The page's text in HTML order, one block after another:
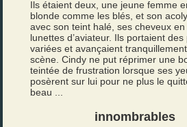
Ils étaient deux, une jeune femme
blonde comme les blés, et son
avec son teint halé, ses cheveux
lunettes d’aviateur. Ils portaient
variées et avançaient
scène. Cindy ne put réprimer une
teintée de frustration lorsque ses
posèrent sur lui pour ne plus le
beau ...
innombrables